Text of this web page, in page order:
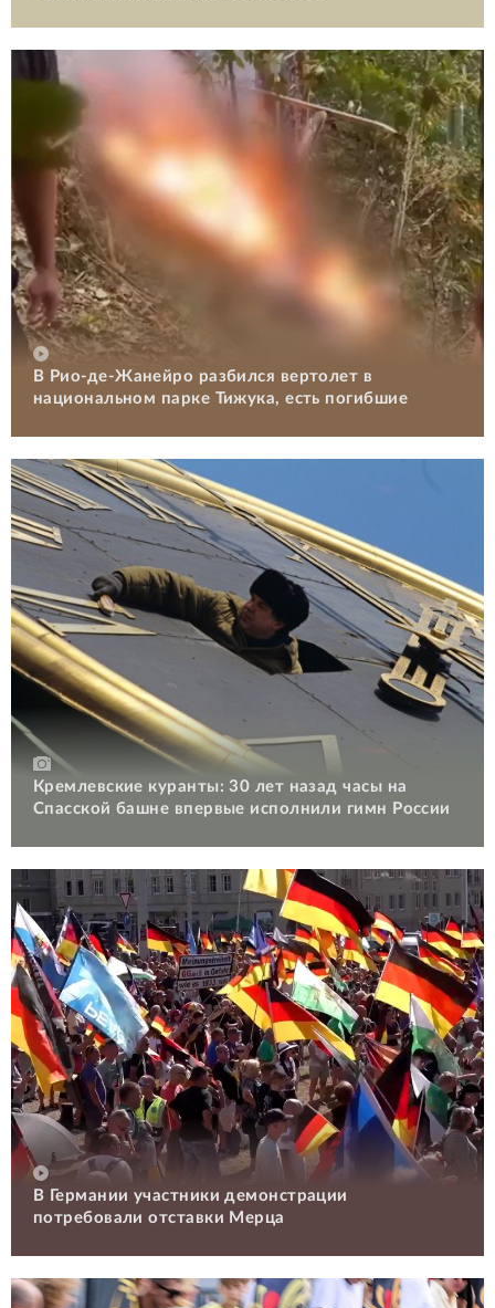
В Рио-де-Жанейро разбился вертолет в
национальном парке Тижука, есть погибшие
Кремлевские куранты: 30 лет назад часы на
Спасской башне впервые исполнили гимн России
В Германии участники демонстрации
потребовали отставки Мерца